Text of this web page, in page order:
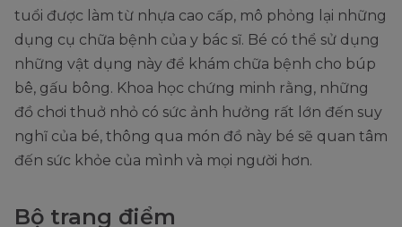
tuổi được làm từ nhựa cao cấp, mô phỏng lại những
dụng cụ chữa bệnh của y bác sĩ. Bé có thể sử dụng
những vật dụng này để khám chữa bệnh cho búp
bê, gấu bông. Khoa học chứng minh rằng, những
đồ chơi thuở nhỏ có sức ảnh hưởng rất lớn đến suy
nghĩ của bé, thông qua món đồ này bé sẽ quan tâm
đến sức khỏe của mình và mọi người hơn.
Bộ trang điểm